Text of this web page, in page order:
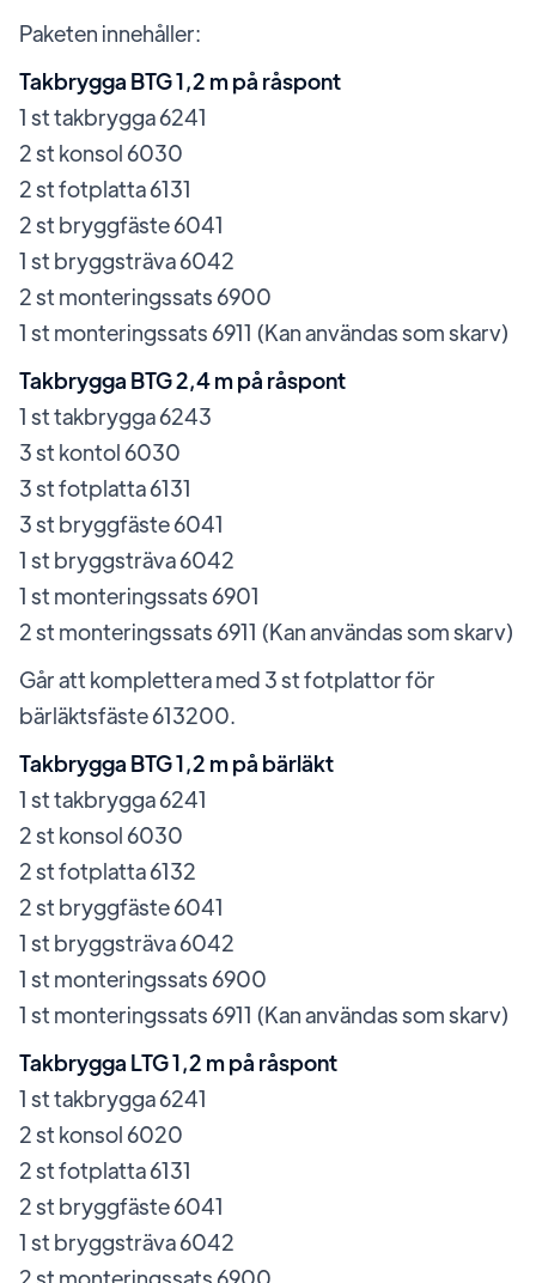
Paketen innehåller:
Takbrygga BTG 1,2 m på råspont
1 st takbrygga 6241
2 st konsol 6030
2 st fotplatta 6131
2 st bryggfäste 6041
1 st bryggsträva 6042
2 st monteringssats 6900
1 st monteringssats 6911 (Kan användas som skarv)
Takbrygga BTG 2,4 m på råspont
1 st takbrygga 6243
3 st kontol 6030
3 st fotplatta 6131
3 st bryggfäste 6041
1 st bryggsträva 6042
1 st monteringssats 6901
2 st monteringssats 6911 (Kan användas som skarv)
Går att komplettera med 3 st fotplattor för
bärläktsfäste 613200.
Takbrygga BTG 1,2 m på bärläkt
1 st takbrygga 6241
2 st konsol 6030
2 st fotplatta 6132
2 st bryggfäste 6041
1 st bryggsträva 6042
1 st monteringssats 6900
1 st monteringssats 6911 (Kan användas som skarv)
Takbrygga LTG 1,2 m på råspont
1 st takbrygga 6241
2 st konsol 6020
2 st fotplatta 6131
2 st bryggfäste 6041
1 st bryggsträva 6042